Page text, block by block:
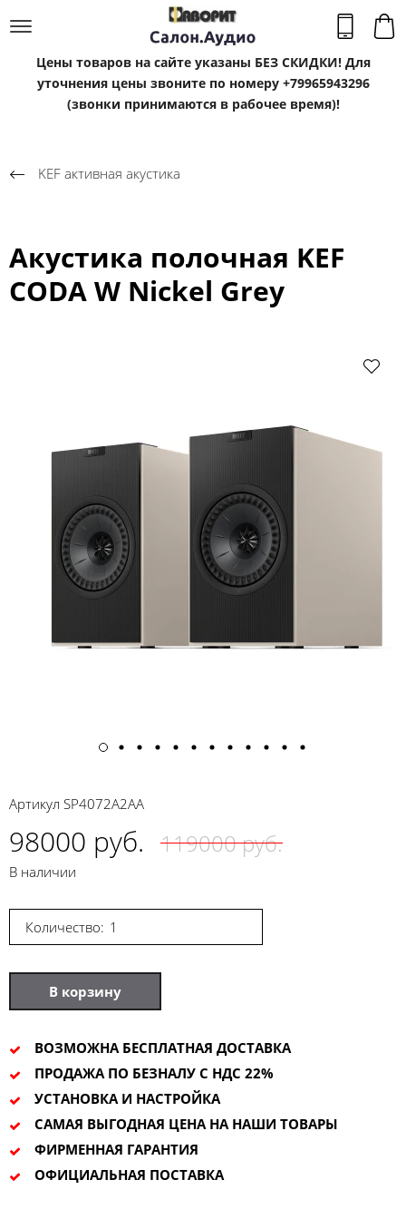
Цены товаров на сайте указаны БЕЗ СКИДКИ! Для
уточнения цены звоните по номеру +79965943296
(звонки принимаются в рабочее время)!
KEF активная акустика
Акустика полочная KEF
CODA W Nickel Grey
Артикул SP4072A2AA
98000 руб. 119000 руб.
В наличии
Количество:
В корзину
ВОЗМОЖНА БЕСПЛАТНАЯ ДОСТАВКА
ПРОДАЖА ПО БЕЗНАЛУ С НДС 22%
УСТАНОВКА И НАСТРОЙКА
САМАЯ ВЫГОДНАЯ ЦЕНА НА НАШИ ТОВАРЫ
ФИРМЕННАЯ ГАРАНТИЯ
ОФИЦИАЛЬНАЯ ПОСТАВКА